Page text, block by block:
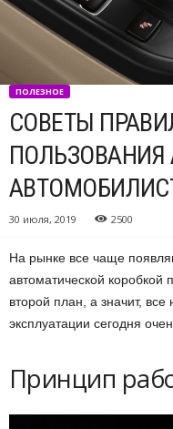
ПОЛЕЗНОЕ
СОВЕТЫ
ПОЛЬЗОВАНИЯ
30 июля, 2019 2500
На рынке все чаще
автоматической
второй план, а значит,
эксплуатации сегодня
Принцип